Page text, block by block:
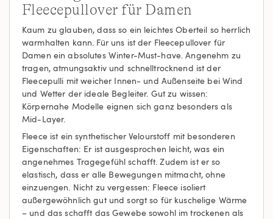
Fleecepullover für Damen
Kaum zu glauben, dass so ein leichtes Oberteil so herrlich
warmhalten kann. Für uns ist der Fleecepullover für
Damen ein absolutes Winter-Must-have. Angenehm zu
tragen, atmungsaktiv und schnelltrocknend ist der
Fleecepulli mit weicher Innen- und Außenseite bei Wind
und Wetter der ideale Begleiter. Gut zu wissen:
Körpernahe Modelle eignen sich ganz besonders als
Mid-Layer.
Fleece ist ein synthetischer Velourstoff mit besonderen
Eigenschaften: Er ist ausgesprochen leicht, was ein
angenehmes Tragegefühl schafft. Zudem ist er so
elastisch, dass er alle Bewegungen mitmacht, ohne
einzuengen. Nicht zu vergessen: Fleece isoliert
außergewöhnlich gut und sorgt so für kuschelige Wärme
– und das schafft das Gewebe sowohl im trockenen als